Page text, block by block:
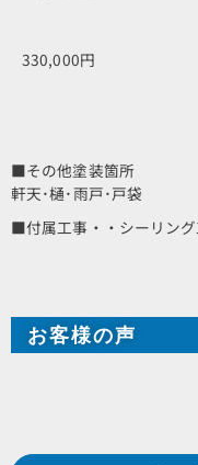
330,000円
■その他塗装箇所
軒天･樋･雨戸･戸袋
■付属工事・・シーリング
お客様の声